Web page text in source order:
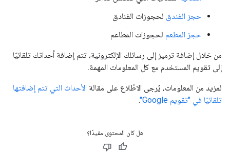
حجز الفندق لحجوزات الفنادق
حجز المطعم لحجوزات المطاعم
من خلال إضافة ترميز إلى رسائلك الإلكترونية، تتم إضافة أحداثك تلقائيًا
إلى تقويم المستخدم مع كل المعلومات المهمة.
لمزيد من المعلومات، يُرجى الاطّلاع على مقالة الأحداث التي تتم إضافتها
تلقائيًا في "تقويم Google"
.
هل كان المحتوى مفيدًا؟